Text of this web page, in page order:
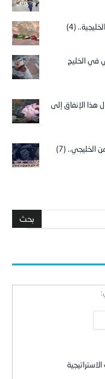
(4)
في الخليج
هذا الإنفاق إلى
الخليجي.. (7)